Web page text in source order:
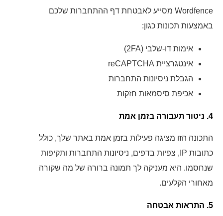
Wordfence מסייע לאבטחת דף ההתחברות שלכם
באמצעות תכונות כגון:
אימות דו-שלבי (2FA)
אינטגרציית reCAPTCHA
הגבלת ניסיונות התחברות
אכיפת סיסמאות חזקות
4. ניטור תעבורה בזמן אמת
התכונה הזו מציגה פעילות בזמן אמת באתר שלך, כולל
כתובות IP, צפיות בדפים, ניסיונות התחברות ותקיפות
שנחסמו. היא מעניקה לך תמונה ברורה של מה שקורה
מאחורי הקלעים.
5. התראות אבטחה